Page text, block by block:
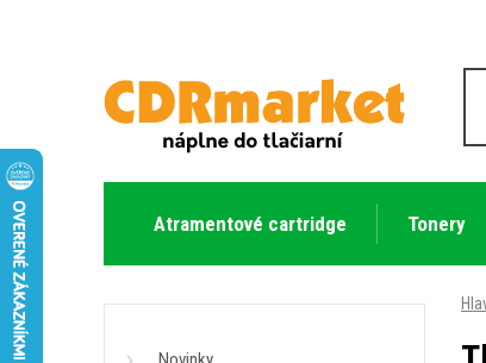
Atramentové cartridge Tonery